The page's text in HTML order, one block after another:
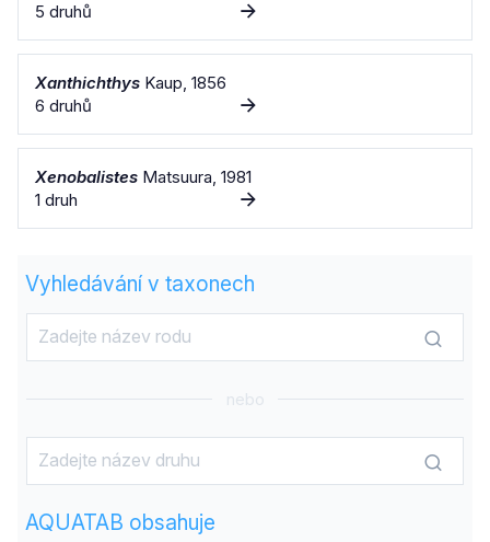
5 druhů
Xanthichthys Kaup, 1856
6 druhů
Xenobalistes Matsuura, 1981
1 druh
Vyhledávání v taxonech
nebo
AQUATAB obsahuje